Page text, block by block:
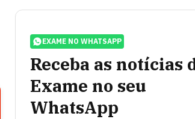
EXAME NO WHATSAPP
Receba as notícias
Exame no seu
WhatsApp